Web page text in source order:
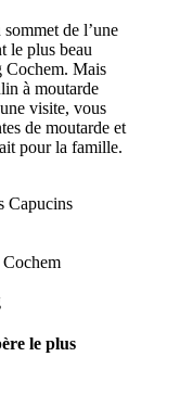
de l’une
le plus beau
Cochem. Mais
à moutarde
visite, vous
de moutarde et
pour la famille.
Capucins
Cochem
le plus